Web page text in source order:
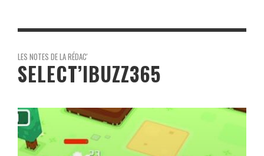
LES NOTES DE LA RÉDAC'
SELECT’IBUZZ365